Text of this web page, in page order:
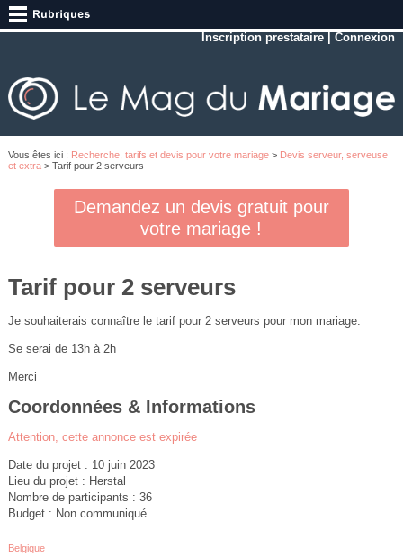
Inscription prestataire |Connexion
Vous êtes ici : Recherche, tarifs et devis pour votre mariage> Devis serveur, serveuse
et extra> Tarif pour 2 serveurs
Demandez un devis gratuit pour
votre mariage !
Tarif pour 2 serveurs
Je souhaiterais connaître le tarif pour 2 serveurs pour mon mariage.
Se serai de 13h à 2h
Merci
Coordonnées & Informations
Attention, cette annonce est expirée
Date du projet : 10 juin 2023
Lieu du projet : Herstal
Nombre de participants : 36
Budget : Non communiqué
Belgique